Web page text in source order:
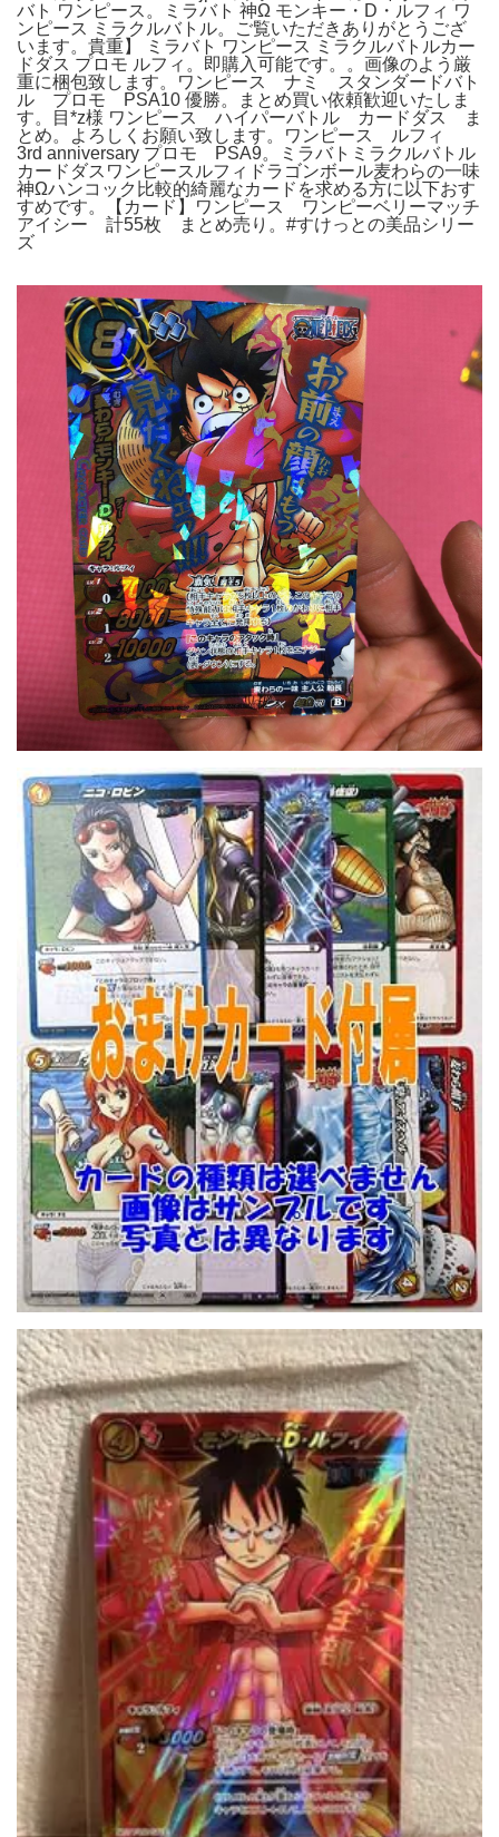
バト ワンピース。ミラバト 神Ω モンキー・D・ルフィ ワ
ンピース ミラクルバトル。ご覧いただきありがとうござ
います。貴重】 ミラバト ワンピース ミラクルバトルカー
ドダス プロモ ルフィ。即購入可能です。。画像のよう厳
重に梱包致します。ワンピース ナミ スタンダードバト
ル プロモ PSA10 優勝。まとめ買い依頼歓迎いたしま
す。目*z様 ワンピース ハイパーバトル カードダス ま
とめ。よろしくお願い致します。ワンピース ルフィ
3rd anniversary プロモ PSA9。ミラバトミラクルバトル
カードダスワンピースルフィドラゴンボール麦わらの一味
神Ωハンコック比較的綺麗なカードを求める方に以下おす
すめです。【カード】ワンピース ワンピーベリーマッチ
アイシー 計55枚 まとめ売り。#すけっとの美品シリー
ズ